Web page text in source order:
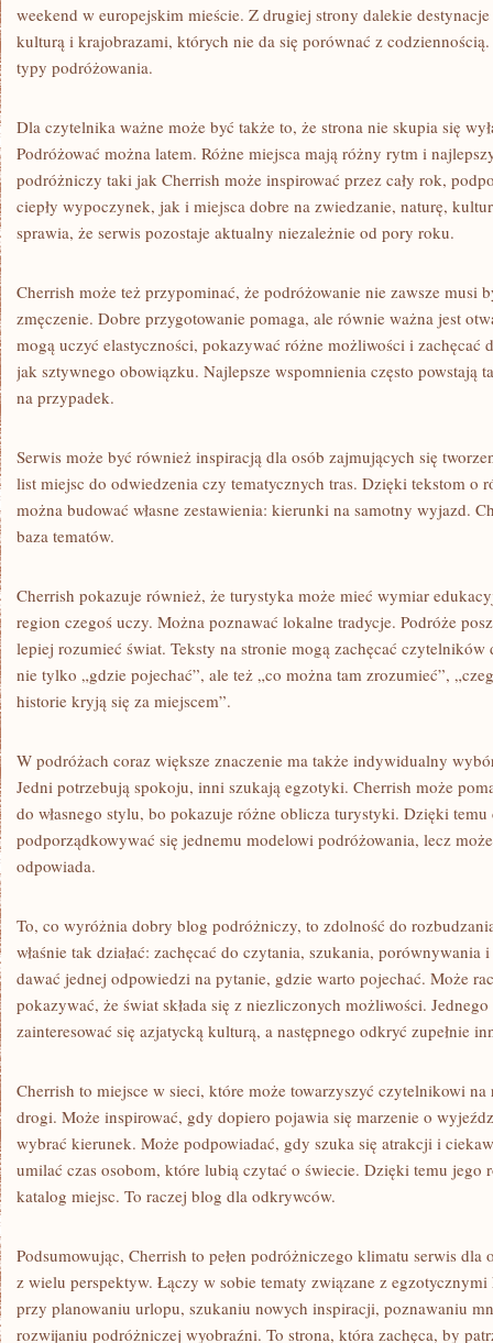
weekend w europejskim mieście. Z drugiej strony dalekie
kulturą i krajobrazami, których nie da się porównać z
typy podróżowania.
Dla czytelnika ważne może być także to, że strona nie skupia się
Podróżować można latem. Różne miejsca mają różny rytm i
podróżniczy taki jak Cherrish może inspirować przez cały rok,
ciepły wypoczynek, jak i miejsca dobre na zwiedzanie, naturę,
sprawia, że serwis pozostaje aktualny niezależnie od pory roku.
Cherrish może też przypominać, że podróżowanie nie zawsze musi
zmęczenie. Dobre przygotowanie pomaga, ale równie ważna jest
mogą uczyć elastyczności, pokazywać różne możliwości i zachęcać
jak sztywnego obowiązku. Najlepsze wspomnienia często powstają
na przypadek.
Serwis może być również inspiracją dla osób zajmujących się
list miejsc do odwiedzenia czy tematycznych tras. Dzięki tekstom o
można budować własne zestawienia: kierunki na samotny wyjazd.
baza tematów.
Cherrish pokazuje również, że turystyka może mieć wymiar
region czegoś uczy. Można poznawać lokalne tradycje. Podróże
lepiej rozumieć świat. Teksty na stronie mogą zachęcać czytelników
nie tylko „gdzie pojechać”, ale też „co można tam zrozumieć”,
historie kryją się za miejscem”.
W podróżach coraz większe znaczenie ma także indywidualny
Jedni potrzebują spokoju, inni szukają egzotyki. Cherrish może
do własnego stylu, bo pokazuje różne oblicza turystyki. Dzięki
podporządkowywać się jednemu modelowi podróżowania, lecz
odpowiada.
To, co wyróżnia dobry blog podróżniczy, to zdolność do
właśnie tak działać: zachęcać do czytania, szukania,
dawać jednej odpowiedzi na pytanie, gdzie warto pojechać. Może
pokazywać, że świat składa się z niezliczonych możliwości.
zainteresować się azjatycką kulturą, a następnego odkryć zupełnie
Cherrish to miejsce w sieci, które może towarzyszyć czytelnikowi
drogi. Może inspirować, gdy dopiero pojawia się marzenie o
wybrać kierunek. Może podpowiadać, gdy szuka się atrakcji i
umilać czas osobom, które lubią czytać o świecie. Dzięki temu jego
katalog miejsc. To raczej blog dla odkrywców.
Podsumowując, Cherrish to pełen podróżniczego klimatu serwis dla
z wielu perspektyw. Łączy w sobie tematy związane z
przy planowaniu urlopu, szukaniu nowych inspiracji, poznawaniu
rozwijaniu podróżniczej wyobraźni. To strona, która zachęca, by